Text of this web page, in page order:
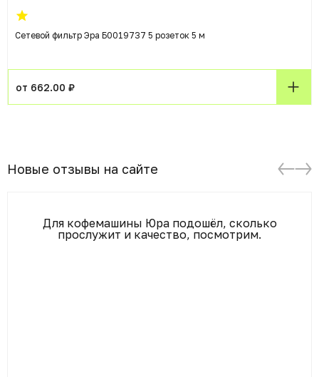
Сетевой фильтр Эра Б0019737 5 розеток 5 м
от 662.00 ₽
Новые отзывы на сайте
Для кофемашины Юра подошёл, сколько
прослужит и качество, посмотрим.